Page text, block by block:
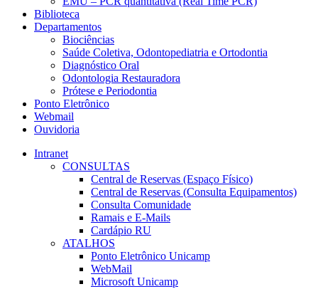
Biblioteca
Departamentos
Biociências
Saúde Coletiva, Odontopediatria e Ortodontia
Diagnóstico Oral
Odontologia Restauradora
Prótese e Periodontia
Ponto Eletrônico
Webmail
Ouvidoria
Intranet
CONSULTAS
Central de Reservas (Espaço Físico)
Central de Reservas (Consulta Equipamentos)
Consulta Comunidade
Ramais e E-Mails
Cardápio RU
ATALHOS
Ponto Eletrônico Unicamp
WebMail
Microsoft Unicamp